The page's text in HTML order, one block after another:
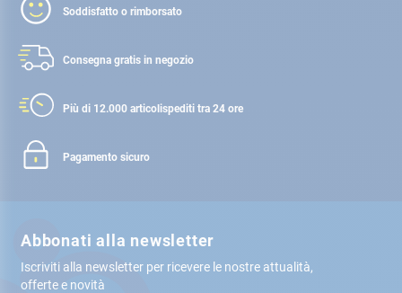
Soddisfatto o rimborsato
Consegna gratis in negozio
Più di 12.000 articolispediti tra 24 ore
Pagamento sicuro
Abbonati alla newsletter
Iscriviti alla newsletter per ricevere le nostre attualità,
offerte e novità